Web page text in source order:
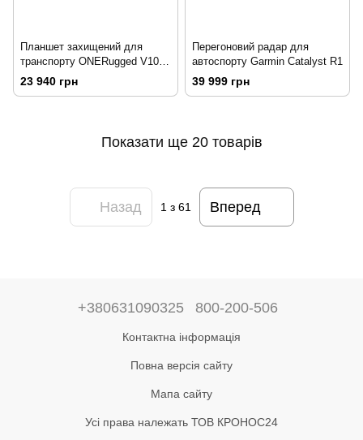
Планшет захищений для
транспорту ONERugged V10T
Android 10.1''
23 940 грн
Перегоновий радар для
автоспорту Garmin Catalyst R1
39 999 грн
Показати ще 20 товарів
Назад 1з 61 Вперед
+380631090325 800-200-506
Контактна інформація
Повна версія сайту
Мапа сайту
Усі права належать ТОВ КРОНОС24